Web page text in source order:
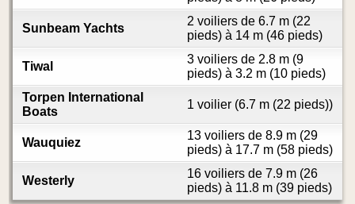
Sunbeam Yachts
2 voiliers de 6.7 m (22
pieds) à 14 m (46 pieds)
Tiwal
3 voiliers de 2.8 m (9
pieds) à 3.2 m (10 pieds)
Torpen International
Boats
1 voilier (6.7 m (22 pieds))
Wauquiez
13 voiliers de 8.9 m (29
pieds) à 17.7 m (58 pieds)
Westerly
16 voiliers de 7.9 m (26
pieds) à 11.8 m (39 pieds)